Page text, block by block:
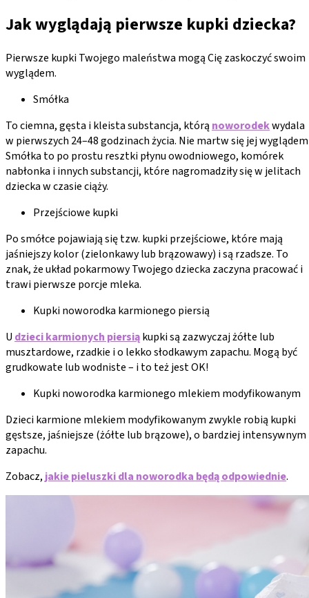
Jak wyglądają pierwsze kupki dziecka?
Pierwsze kupki Twojego maleństwa mogą Cię zaskoczyć swoim
wyglądem.
Smółka
To ciemna, gęsta i kleista substancja, którą noworodekwydala
w pierwszych 24–48 godzinach życia. Nie martw się jej
Smółka to po prostu resztki płynu owodniowego, komórek
nabłonka i innych substancji, które nagromadziły się w jelitach
dziecka w czasie ciąży.
Przejściowe kupki
Po smółce pojawiają się tzw. kupki przejściowe, które mają
jaśniejszy kolor (zielonkawy lub brązowawy) i są rzadsze. To
znak, że układ pokarmowy Twojego dziecka zaczyna pracować i
trawi pierwsze porcje mleka.
Kupki noworodka karmionego piersią
U dzieci karmionych piersiąkupki są zazwyczaj żółte lub
musztardowe, rzadkie i o lekko słodkawym zapachu. Mogą być
grudkowate lub wodniste – i to też jest OK!
Kupki noworodka karmionego mlekiem modyfikowanym
Dzieci karmione mlekiem modyfikowanym zwykle robią kupki
gęstsze, jaśniejsze (żółte lub brązowe), o bardziej intensywnym
zapachu.
Zobacz, jakie pieluszki dla noworodka będą odpowiednie.